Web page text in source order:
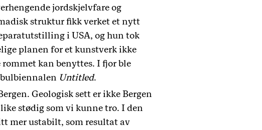
jordskjelvfare og
struktur fikk verket et nytt
i USA, og hun tok
planen for et kunstverk ikke
kan benyttes. I fjor ble
Untitled.
Geologisk sett er ikke Bergen
stødig som vi kunne tro. I den
mer ustabilt, som resultat av